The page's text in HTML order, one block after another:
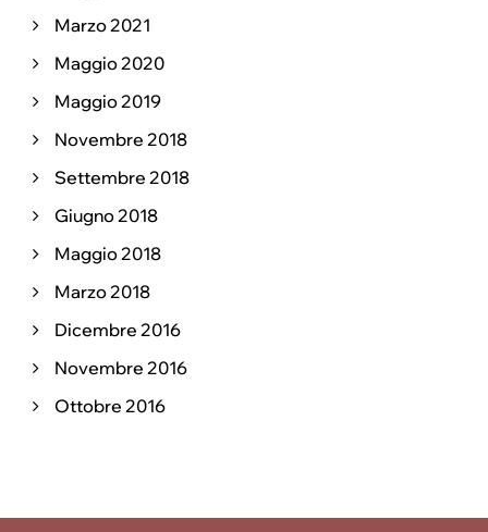
Marzo 2021
Maggio 2020
Maggio 2019
Novembre 2018
Settembre 2018
Giugno 2018
Maggio 2018
Marzo 2018
Dicembre 2016
Novembre 2016
Ottobre 2016